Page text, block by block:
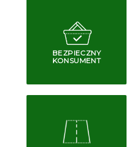
BEZPIECZNY
KONSUMENT